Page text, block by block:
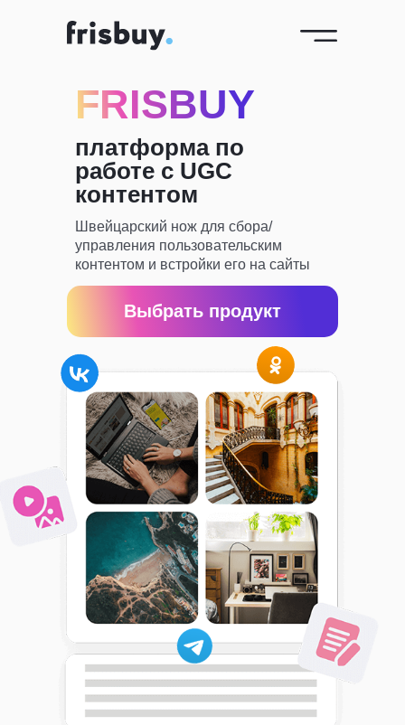
платформа по
работе с UGC
контентом
Швейцарский нож для сбора/
управления пользовательским
контентом и встройки его на сайты
FRISBUY
Выбрать продукт
*